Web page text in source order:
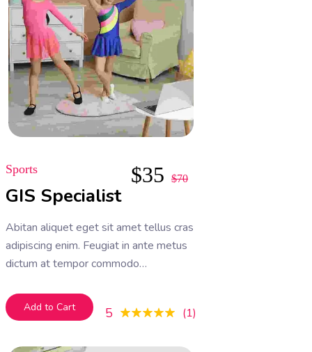
Sports
5 1
GIS Specialist
Abitan aliquet eget sit amet tellus cras
adipiscing enim. Feugiat in ante metus
dictum at tempor commodo
facilisi etiam dignissim. Vestibulum
mattis ullamcorper velit sed
$35 $70
Add to Cart